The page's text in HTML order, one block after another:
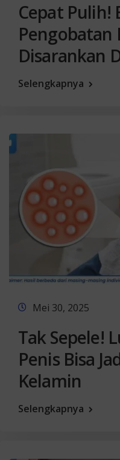
Cepat Pulih!
Pengobatan
Disarankan
Selengkapnya
Mei 30, 2025
Tak Sepele!
Penis Bisa
Kelamin
Selengkapnya